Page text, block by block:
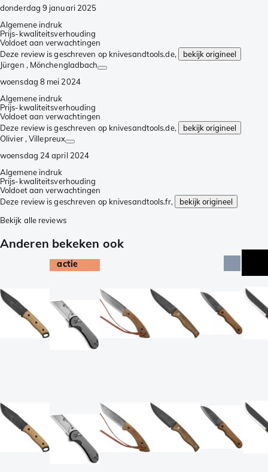
donderdag 9 januari 2025
Algemene indruk
Prijs-kwaliteitsverhouding
Voldoet aan verwachtingen
Deze review is geschreven op knivesandtools.de,
bekijk origineel
Jürgen , Mönchengladbach
woensdag 8 mei 2024
Algemene indruk
Prijs-kwaliteitsverhouding
Voldoet aan verwachtingen
Deze review is geschreven op knivesandtools.de,
bekijk origineel
Olivier , Villepreux
woensdag 24 april 2024
Algemene indruk
Prijs-kwaliteitsverhouding
Voldoet aan verwachtingen
Deze review is geschreven op knivesandtools.fr,
bekijk origineel
Bekijk alle reviews
Anderen bekeken ook
actie